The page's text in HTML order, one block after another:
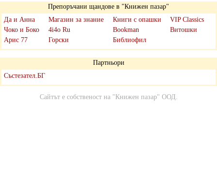
Препоръчани щандове в "Книжен пазар"
Да и Анна
Чоко и Боко
Арис 77
Магазин за знание
4i4o Ru
Горски
Книги с опашки
Bookman
Библиофил
VIP Classics
Витошки
Партньори
Състезател.БГ
Сайтът е собственост на "Книжен пазар" ООД.